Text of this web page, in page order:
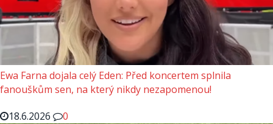
Ewa Farna dojala celý Eden: Před koncertem splnila
fanouškům sen, na který nikdy nezapomenou!
18.6.2026
0